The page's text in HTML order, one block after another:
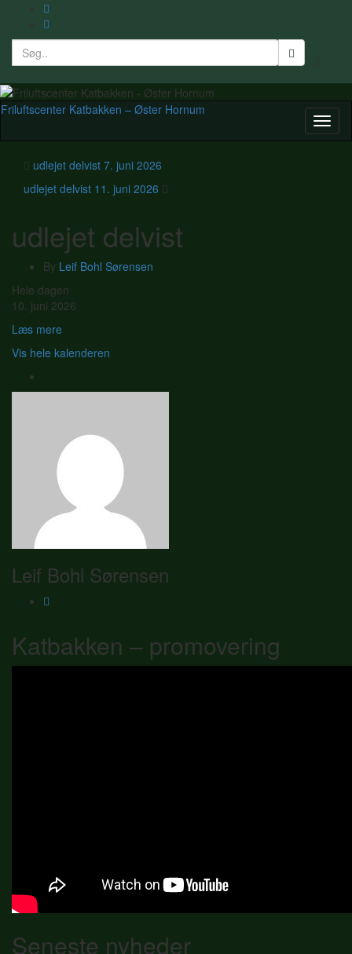
Search
for:
Friluftscenter Katbakken – Øster Hornum
udlejet delvist 7. juni 2026
udlejet delvist 11. juni 2026
udlejet delvist
By Leif Bohl Sørensen
udlejet
delvist
Hele dagen
10. juni 2026
Læs mere
Vis hele kalenderen
Leif Bohl Sørensen
Katbakken – promovering
Seneste nyheder